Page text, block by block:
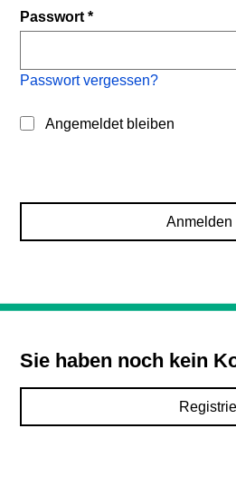
Passwort*
Passwort vergessen?
Angemeldet bleiben
Anmelden
Sie haben noch kein